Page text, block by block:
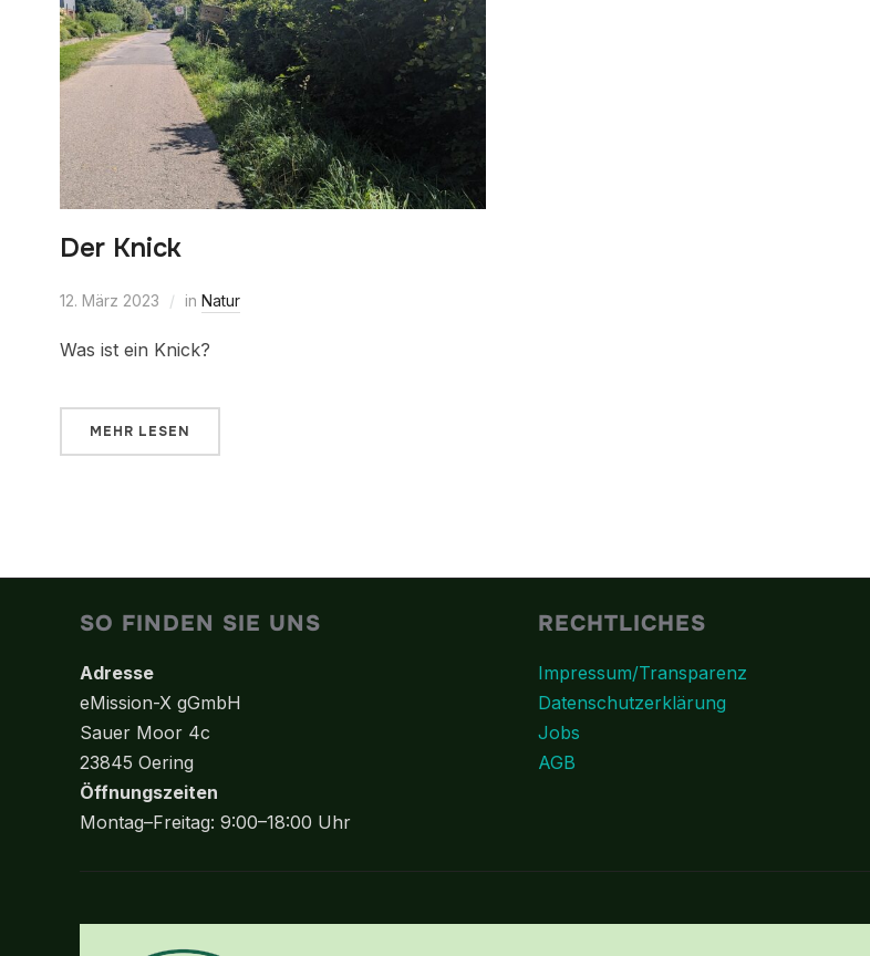
Der Knick
12. März 2023 in Natur
Was ist ein Knick?
MEHR LESEN
SO FINDEN SIE UNS
Adresse
eMission-X gGmbH
Sauer Moor 4c
23845 Oering
Öffnungszeiten
Montag–Freitag: 9:00–18:00 Uhr
RECHTLICHES
Impressum/Transparenz
Datenschutzerklärung
Jobs
AGB